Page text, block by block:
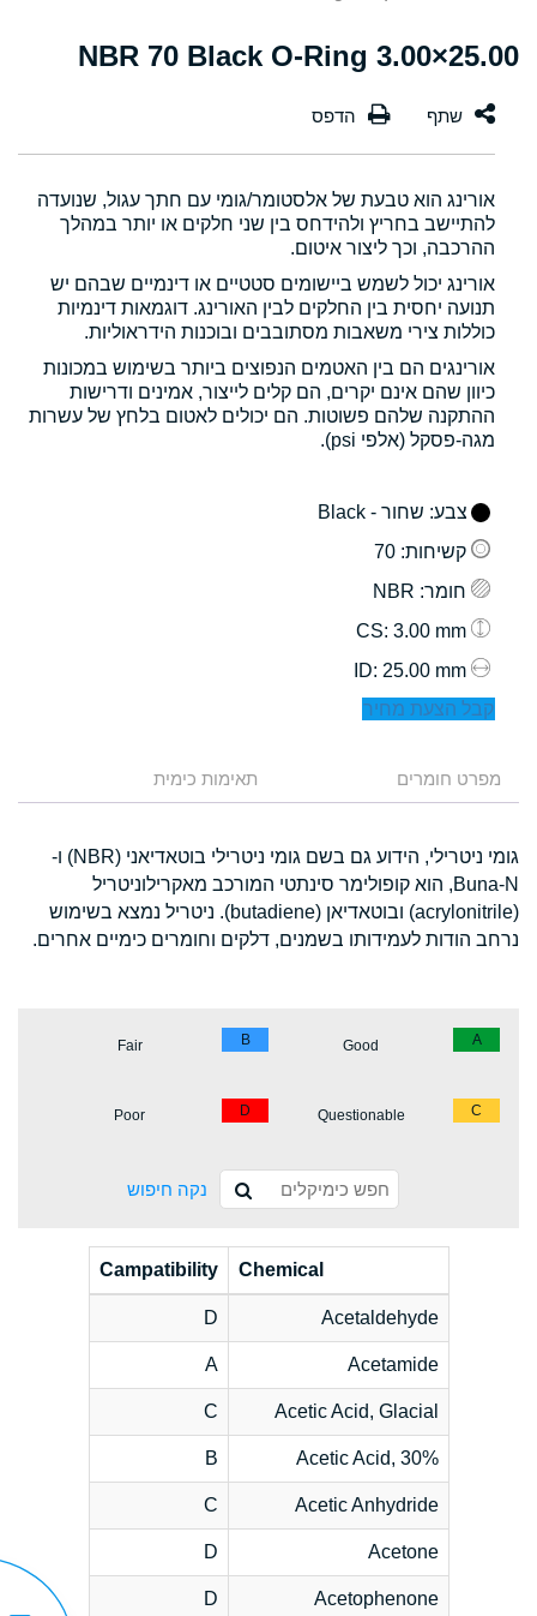
25.00×3.00 NBR 70 Black O-Ring
אורינג הוא טבעת של אלסטומר/גומי עם חתך עגול, שנועדה
להתיישב בחריץ ולהידחס בין שני חלקים או יותר במהלך
ההרכבה, וכך ליצור איטום.
אורינג יכול לשמש ביישומים סטטיים או דינמיים שבהם יש
תנועה יחסית בין החלקים לבין האורינג. דוגמאות דינמיות
כוללות צירי משאבות מסתובבים ובוכנות הידראוליות.
אורינגים הם בין האטמים הנפוצים ביותר בשימוש במכונות
כיוון שהם אינם יקרים, הם קלים לייצור, אמינים ודרישות
ההתקנה שלהם פשוטות. הם יכולים לאטום בלחץ של עשרות
מגה-פסקל (אלפי psi).
צבע: שחור - Black
קשיחות: 70
חומר: NBR
: 3.00 mm
: 25.00 mm
קבל הצעת מחיר
מפרט חומרים תאימות כימית
גומי ניטרילי, הידוע גם בשם גומי ניטרילי בוטאדיאני (NBR) ו-
Buna-N, הוא קופולימר סינתטי המורכב מאקרילוניטריל
(acrylonitrile) ובוטאדיאן (butadiene). ניטריל נמצא בשימוש
נרחב הודות לעמידותו בשמנים, דלקים וחומרים כימיים אחרים.
A
Good
B
Fair
C
Questionable
D
Poor
נקה חיפוש
Chemical
Campatibility
Acetaldehyde
D
Acetamide
A
Acetic Acid, Glacial
C
Acetic Acid, 30%
B
Acetic Anhydride
C
Acetone
D
Acetophenone
D